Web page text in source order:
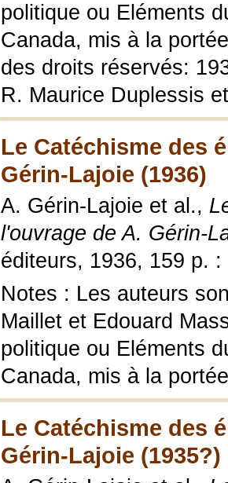
politique ou Eléments
Canada, mis à la
des droits réservés:
R. Maurice Duplessis
Le Catéchisme des
Gérin-Lajoie (1936)
A. Gérin-Lajoie et al.,
l'ouvrage de A. Gérin-
éditeurs, 1936, 159 p.
Notes : Les auteurs
Maillet et Edouard
politique ou Eléments
Canada, mis à la
Le Catéchisme des
Gérin-Lajoie (1935?)